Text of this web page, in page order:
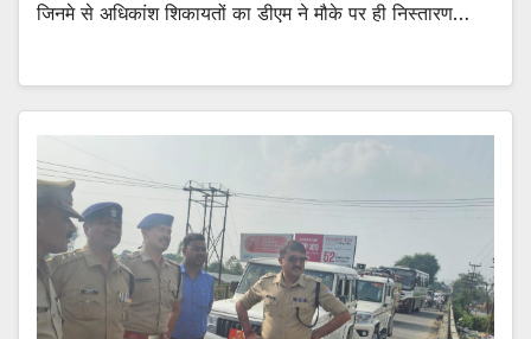
जिनमे से अधिकांश शिकायतों का डीएम ने मौके पर ही निस्तारण…